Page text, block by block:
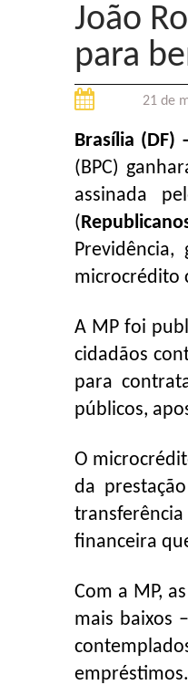
João
para
21 de
Brasília (DF)
(BPC)
assinada
(
microcrédito
A MP foi
cidadãos
para
públicos,
O
da
financeira
Com a MP,
mais baixos